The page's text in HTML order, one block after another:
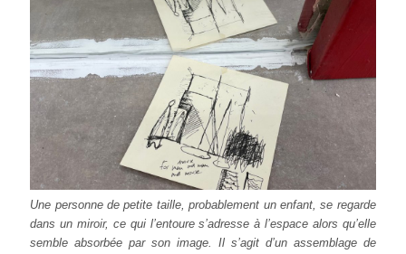
Une personne de petite taille, probablement un enfant, se regarde
dans un miroir, ce qui l’entoure s’adresse à l’espace alors qu’elle
semble absorbée par son image. Il s’agit d’un assemblage de